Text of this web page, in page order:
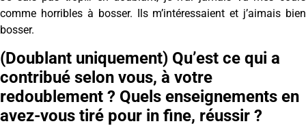
comme horribles à bosser. Ils m’intéressaient et j’aimais bien
bosser.
(Doublant uniquement) Qu’est ce qui a
contribué selon vous, à votre
redoublement ? Quels enseignements en
avez-vous tiré pour in fine, réussir ?